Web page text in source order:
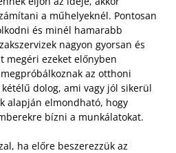
a műhelyeknél. Pontosan
és minél hamarabb
nagyon gyorsan és
megéri ezeket előnyben
az otthoni
dolog, ami vagy jól sikerül
alapján elmondható, hogy
bízni a munkálatokat.
ha előre beszerezzük az